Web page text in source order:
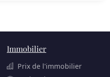
Immobilier
Prix de l'immobilier